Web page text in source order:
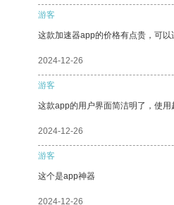
游客
这款加速器app的价格有点贵，可以
2024-12-26
游客
这款app的用户界面简洁明了，使
2024-12-26
游客
这个是app神器
2024-12-26